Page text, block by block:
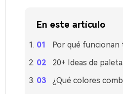
En este artículo
Por qué funcionan
20+ Ideas de
¿Qué colores